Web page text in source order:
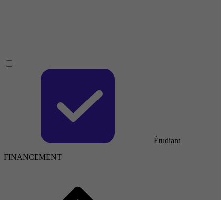
Étudiant
FINANCEMENT